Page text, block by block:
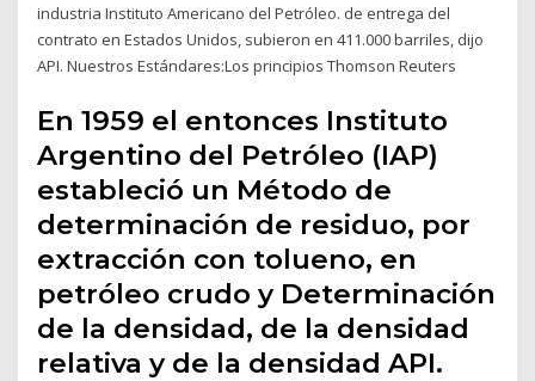
industria Instituto Americano del Petróleo. de entrega del
contrato en Estados Unidos, subieron en 411.000 barriles, dijo
API. Nuestros Estándares:Los principios Thomson Reuters
En 1959 el entonces Instituto
Argentino del Petróleo (IAP)
estableció un Método de
determinación de residuo, por
extracción con tolueno, en
petróleo crudo y Determinación
de la densidad, de la densidad
relativa y de la densidad API.